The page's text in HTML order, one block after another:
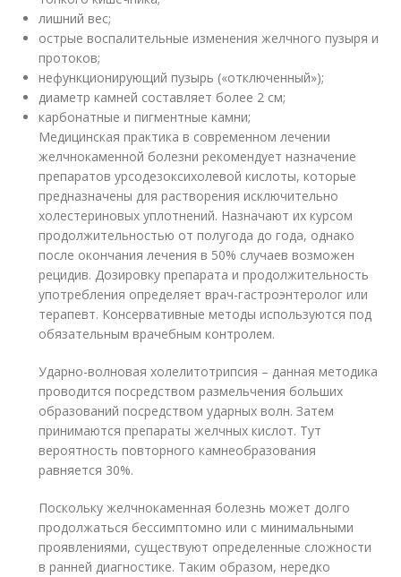
лишний вес;
острые воспалительные изменения желчного пузыря и
протоков;
нефункционирующий пузырь («отключенный»);
диаметр камней составляет более 2 см;
карбонатные и пигментные камни;
Медицинская практика в современном лечении
желчнокаменной болезни рекомендует назначение
препаратов урсодезоксихолевой кислоты, которые
предназначены для растворения исключительно
холестериновых уплотнений. Назначают их курсом
продолжительностью от полугода до года, однако
после окончания лечения в 50% случаев возможен
рецидив. Дозировку препарата и продолжительность
употребления определяет врач-гастроэнтеролог или
терапевт. Консервативные методы используются под
обязательным врачебным контролем.
Ударно-волновая холелитотрипсия – данная методика
проводится посредством размельчения больших
образований посредством ударных волн. Затем
принимаются препараты желчных кислот. Тут
вероятность повторного камнеобразования
равняется 30%.
Поскольку желчнокаменная болезнь может долго
продолжаться бессимптомно или с минимальными
проявлениями, существуют определенные сложности
в ранней диагностике. Таким образом, нередко